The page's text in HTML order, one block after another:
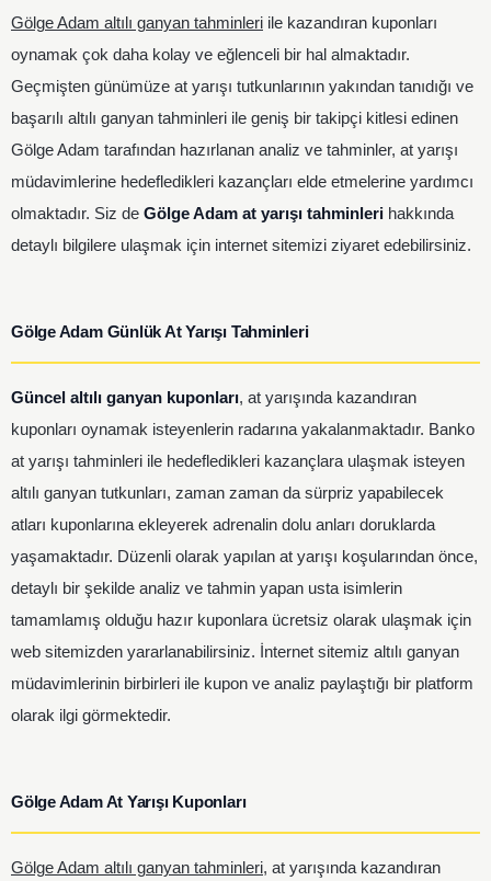
Gölge Adam altılı ganyan tahminleri ile kazandıran kuponları
oynamak çok daha kolay ve eğlenceli bir hal almaktadır.
Geçmişten günümüze at yarışı tutkunlarının yakından tanıdığı ve
başarılı altılı ganyan tahminleri ile geniş bir takipçi kitlesi edinen
Gölge Adam tarafından hazırlanan analiz ve tahminler, at yarışı
müdavimlerine hedefledikleri kazançları elde etmelerine yardımcı
olmaktadır. Siz de Gölge Adam at yarışı tahminleri hakkında
detaylı bilgilere ulaşmak için internet sitemizi ziyaret edebilirsiniz.
Gölge Adam Günlük At Yarışı Tahminleri
Güncel altılı ganyan kuponları, at yarışında kazandıran
kuponları oynamak isteyenlerin radarına yakalanmaktadır. Banko
at yarışı tahminleri ile hedefledikleri kazançlara ulaşmak isteyen
altılı ganyan tutkunları, zaman zaman da sürpriz yapabilecek
atları kuponlarına ekleyerek adrenalin dolu anları doruklarda
yaşamaktadır. Düzenli olarak yapılan at yarışı koşularından önce,
detaylı bir şekilde analiz ve tahmin yapan usta isimlerin
tamamlamış olduğu hazır kuponlara ücretsiz olarak ulaşmak için
web sitemizden yararlanabilirsiniz. İnternet sitemiz altılı ganyan
müdavimlerinin birbirleri ile kupon ve analiz paylaştığı bir platform
olarak ilgi görmektedir.
Gölge Adam At Yarışı Kuponları
Gölge Adam altılı ganyan tahminleri, at yarışında kazandıran